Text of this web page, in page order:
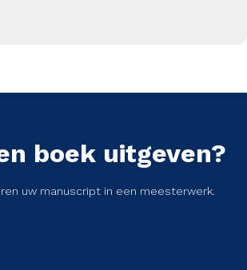
boek uitgeven?
uw manuscript in een meesterwerk.